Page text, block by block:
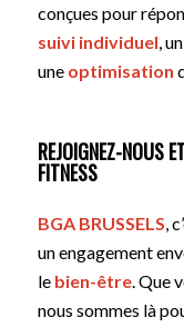
conçues pour
suivi individuel, un
une optimisation
REJOIGNEZ-NOUS
FITNESS
BGA BRUSSELS,
un engagement
le bien-être. Que
nous sommes là